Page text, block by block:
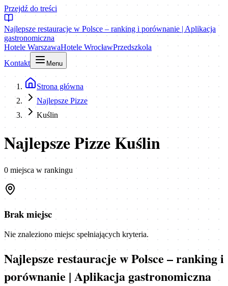
Przejdź do treści
Najlepsze restauracje w Polsce – ranking i porównanie | Aplikacja
gastronomiczna
Hotele WarszawaHotele WrocławPrzedszkola
Kontakt
Menu
Strona główna
Najlepsze Pizze
Kuślin
Najlepsze Pizze Kuślin
0 miejscaw rankingu
Brak miejsc
Nie znaleziono miejsc spełniających kryteria.
Najlepsze restauracje w Polsce – ranking i
porównanie | Aplikacja gastronomiczna